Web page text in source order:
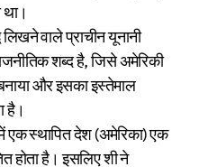
लिखने वाले प्राचीन यूनानी
शब्द है, जिसे अमेरिकी
और इसका इस्तेमाल
है।
एक स्थापित देश (अमेरिका) एक
होता है। इसलिए शी ने